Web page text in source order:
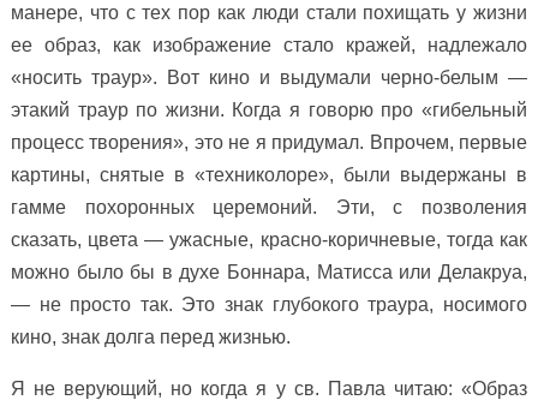
манере, что с тех пор как люди стали похищать у жизни
ее образ, как изображение стало кражей, надлежало
«носить траур». Вот кино и выдумали черно-белым —
этакий траур по жизни. Когда я говорю про «гибельный
процесс творения», это не я придумал. Впрочем, первые
картины, снятые в «техниколоре», были выдержаны в
гамме похоронных церемоний. Эти, с позволения
сказать, цвета — ужасные, красно-коричневые, тогда как
можно было бы в духе Боннара, Матисса или Делакруа,
— не просто так. Это знак глубокого траура, носимого
кино, знак долга перед жизнью.
Я не верующий, но когда я у св. Павла читаю: «Образ